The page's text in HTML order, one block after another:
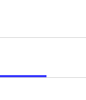
indgang til